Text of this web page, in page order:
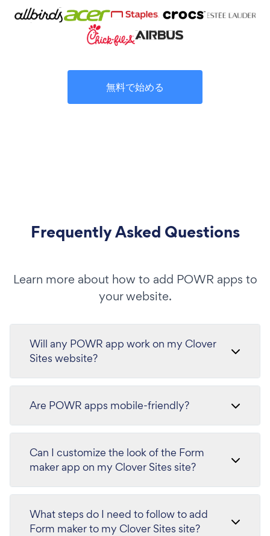
無料で始める
Frequently Asked Questions
Learn more about how to add POWR apps to
your website.
Will any POWR app work on my Clover
Sites website?
Are POWR apps mobile-friendly?
Can I customize the look of the Form
maker app on my Clover Sites site?
What steps do I need to follow to add
Form maker to my Clover Sites site?